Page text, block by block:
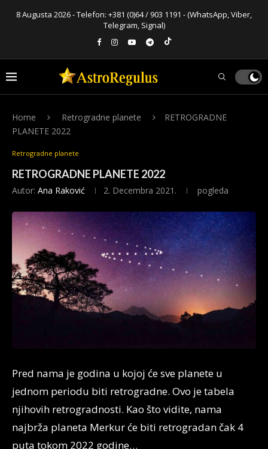
8 Augusta 2026 - Telefon: +381 (0)64 / 903 1191 - (WhatsApp, Viber,
Telegram, Signal)
Home Retrogradne planete
RETROGRADNE
PLANETE 2022
Retrogradne planete
RETROGRADNE PLANETE 2022
Autor: Ana Raković 2. Decembra 2021. pogleda
Pred nama je godina u kojoj će sve planete u
jednom periodu biti retrogradne. Ovo je tabela
njihovih retrogradnosti. Kao što vidite, nama
najbrža planeta Merkur će biti retrogradan čak 4
puta tokom 2022 godine…